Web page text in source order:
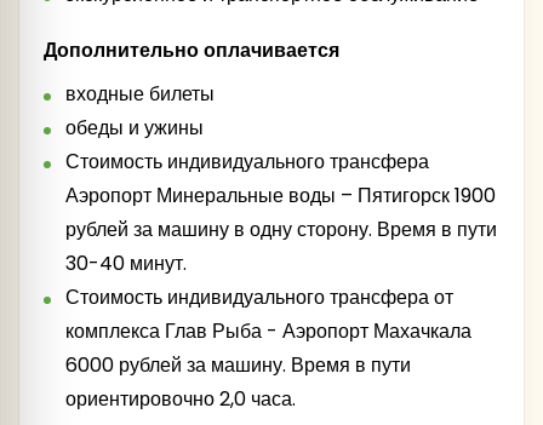
Дополнительно оплачивается
входные билеты
обеды и ужины
Стоимость индивидуального трансфера
Аэропорт Минеральные воды – Пятигорск 1900
рублей за машину в одну сторону. Время в пути
30-40 минут.
Стоимость индивидуального трансфера от
комплекса Глав Рыба - Аэропорт Махачкала
6000 рублей за машину. Время в пути
ориентировочно 2,0 часа.